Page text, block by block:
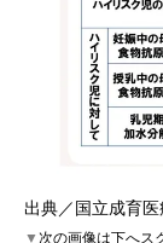
出典／国立成育
▼次の画像は下へス